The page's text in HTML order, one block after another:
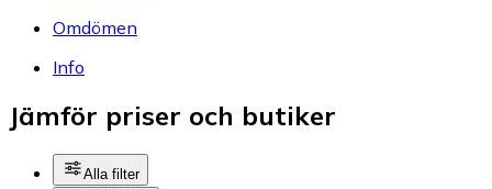
Omdömen
Info
Jämför priser och butiker
Alla filter